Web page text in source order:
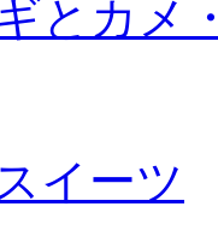
とカメ
イーツ